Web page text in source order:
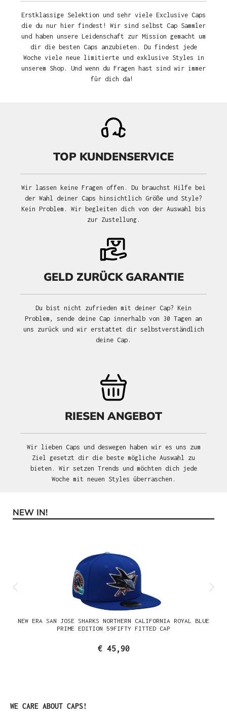
Erstklassige Selektion und sehr viele Exclusive Caps
die du nur hier findest! Wir sind selbst Cap Sammler
und haben unsere Leidenschaft zur Mission gemacht um
dir die besten Caps anzubieten. Du findest jede
Woche viele neue limitierte und exklusive Styles in
unserem Shop. Und wenn du Fragen hast sind wir immer
für dich da!
TOP KUNDENSERVICE
Wir lassen keine Fragen offen. Du brauchst Hilfe bei
der Wahl deiner Caps hinsichtlich Größe und Style?
Kein Problem. Wir begleiten dich von der Auswahl bis
zur Zustellung.
GELD ZURÜCK GARANTIE
Du bist nicht zufrieden mit deiner Cap? Kein
Problem, sende deine Cap innerhalb von 30 Tagen an
uns zurück und wir erstattet dir selbstverständlich
deine Cap.
RIESEN ANGEBOT
Wir lieben Caps und deswegen haben wir es uns zum
Ziel gesetzt dir die beste mögliche Auswahl zu
bieten. Wir setzen Trends und möchten dich jede
Woche mit neuen Styles überraschen.
Produktgalerie überspringen
NEW IN!
NEW ERA SAN JOSE SHARKS NORTHERN CALIFORNIA ROYAL BLUE
PRIME EDITION 59FIFTY FITTED CAP
€ 45,90
Produktgalerie überspringen
WE CARE ABOUT CAPS!